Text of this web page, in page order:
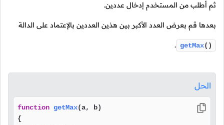
ثم أطلب من المستخدم إدخال عددين.
بعدها قم بعرض العدد الأكبر بين هذين العددين بالإعتماد على الدالة
getMax()
.
الحل
function getMax(a, b)
{